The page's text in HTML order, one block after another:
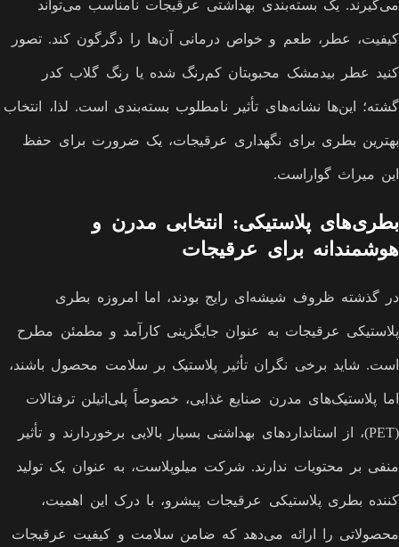
می‌گیرند. یک بسته‌بندی بهداشتی عرقیجات نامناسب می‌تواند
کیفیت، عطر، طعم و خواص درمانی آن‌ها را دگرگون کند. تصور
کنید عطر بیدمشک محبوبتان کم‌رنگ شده یا رنگ گلاب کدر
گشته؛ این‌ها نشانه‌های تأثیر نامطلوب بسته‌بندی است. لذا، انتخاب
بهترین بطری برای نگهداری عرقیجات، یک ضرورت برای حفظ
این میراث گواراست.
بطری‌های پلاستیکی: انتخابی مدرن و
هوشمندانه برای عرقیجات
در گذشته ظروف شیشه‌ای رایج بودند، اما امروزه بطری
پلاستیکی عرقیجات به عنوان جایگزینی کارآمد و مطمئن مطرح
است. شاید برخی نگران تأثیر پلاستیک بر سلامت محصول باشند،
اما پلاستیک‌های مدرن صنایع غذایی، خصوصاً پلی‌اتیلن ترفتالات
(PET)، از استانداردهای بهداشتی بسیار بالایی برخوردارند و تأثیر
منفی بر محتویات ندارند. شرکت میلوپلاست، به عنوان یک تولید
کننده بطری پلاستیکی عرقیجات پیشرو، با درک این اهمیت،
محصولاتی را ارائه می‌دهد که ضامن سلامت و کیفیت عرقیجات